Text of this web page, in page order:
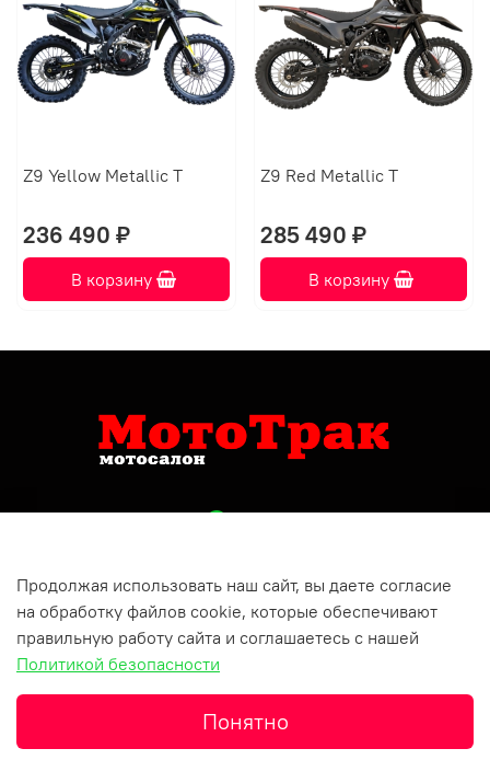
Z9 Yellow Metallic T
236 490 ₽
В корзину
Z9 Red Metallic T
285 490 ₽
В корзину
+79809150732
Респ Татарстан, г Бугульма, ул Хусаина Ямашева, д 10
Продолжая использовать наш сайт, вы даете согласие
на обработку файлов cookie, которые обеспечивают
правильную работу сайта и соглашаетесь с нашей
Политикой безопасности
Понятно